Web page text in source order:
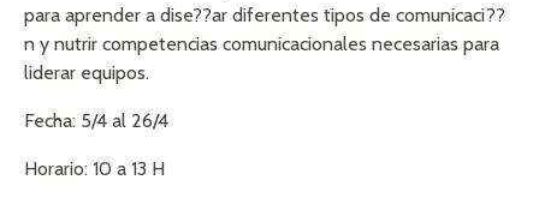
para aprender a dise??ar diferentes tipos de comunicaci??
n y nutrir competencias comunicacionales necesarias para
liderar equipos.
Fecha: 5/4 al 26/4
Horario: 10 a 13 H